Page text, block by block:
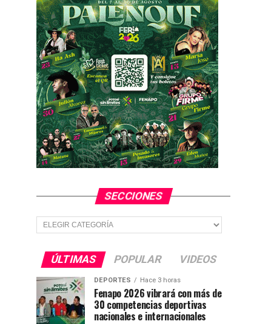
SECCIONES
Secciones
ÚLTIMAS POPULAR VIDEOS
DEPORTES Hace 3 horas
Fenapo 2026 vibrará con más de
30 competencias deportivas
nacionales e internacionales